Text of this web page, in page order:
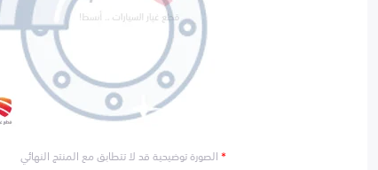
*الصورة توضيحية قد لا تتطابق مع المنتج النهائي